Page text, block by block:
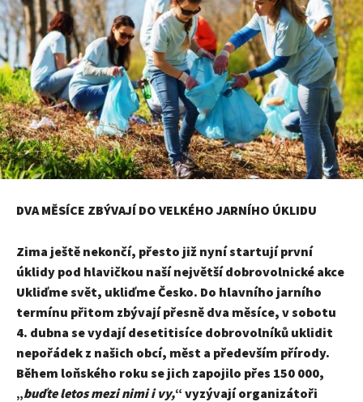
DVA MĚSÍCE ZBÝVAJÍ DO VELKÉHO JARNÍHO ÚKLIDU
Zima ještě nekončí, přesto již nyní startují první
úklidy pod hlavičkou naší největší dobrovolnické akce
Ukliďme svět, ukliďme Česko. Do hlavního jarního
termínu přitom zbývají přesně dva měsíce, v sobotu
4. dubna se vydají desetitisíce dobrovolníků uklidit
nepořádek z našich obcí, měst a především přírody.
Během loňského roku se jich zapojilo přes 150 000,
„buďte letos mezi nimi i vy,“ vyzývají organizátoři